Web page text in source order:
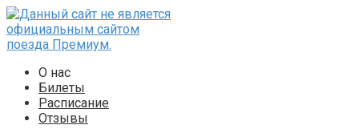
Перейти
к
контенту
О нас
Билеты
Расписание
Отзывы